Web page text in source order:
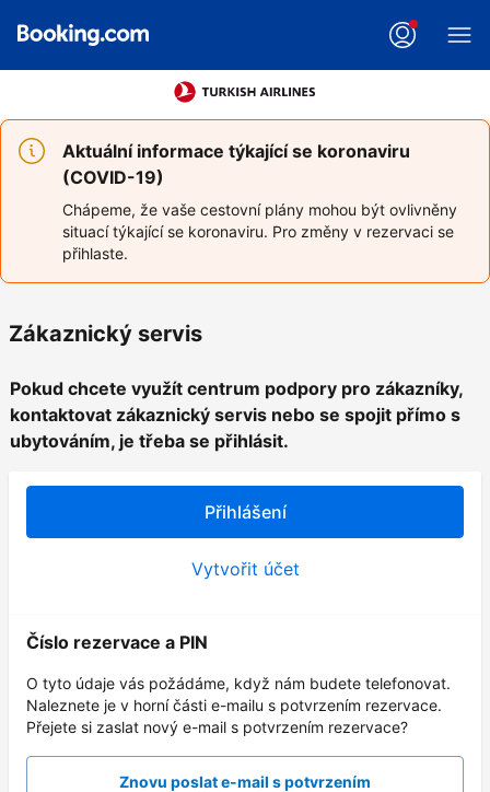
Aktuální informace týkající se koronaviru
(COVID-19)
Chápeme, že vaše cestovní plány mohou být ovlivněny
situací týkající se koronaviru. Pro změny v rezervaci se
přihlaste.
Zákaznický servis
Pokud chcete využít centrum podpory pro zákazníky,
kontaktovat zákaznický servis nebo se spojit přímo s
ubytováním, je třeba se přihlásit.
Přihlášení
Vytvořit účet
Číslo rezervace a PIN
O tyto údaje vás požádáme, když nám budete telefonovat.
Naleznete je v horní části e-mailu s potvrzením rezervace.
Přejete si zaslat nový e-mail s potvrzením rezervace?
Znovu poslat e-mail s potvrzením